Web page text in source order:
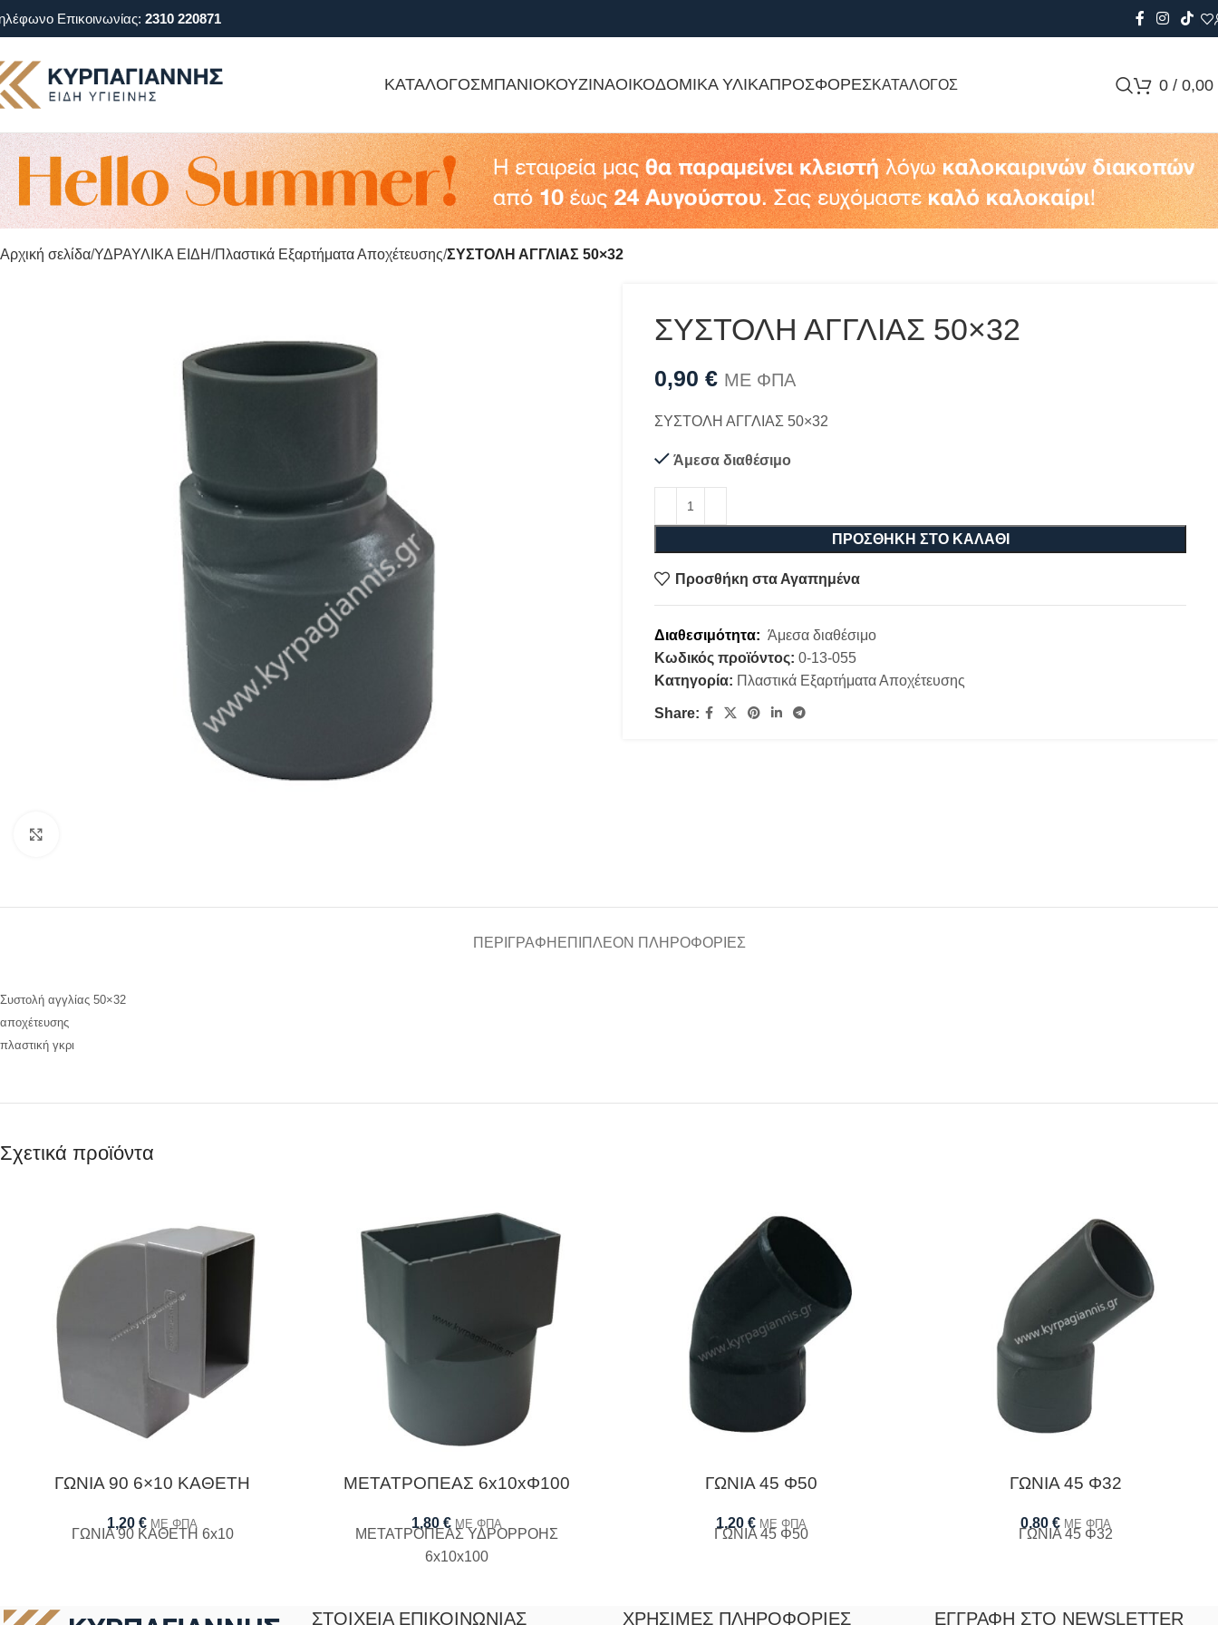
Επικοινωνίας: 2310 220871
ΚΑΤΑΛΟΓΟΣΜΠΑΝΙΟΚΟΥΖΙΝΑΟΙΚΟΔΟΜΙΚΑ ΥΛΙΚΑΠΡΟΣΦΟΡΕΣΚΑΤΑΛΟΓΟΣ 0 / 0,00
Αρχική σελίδα ΥΔΡΑΥΛΙΚΑ ΕΙΔΗ Πλαστικά Εξαρτήματα Αποχέτευσης ΣΥΣΤΟΛΗ ΑΓΓΛΙΑΣ 50×32
ΣΥΣΤΟΛΗ ΑΓΓΛΙΑΣ 50×32
0,90 € ΜΕ ΦΠΑ
ΣΥΣΤΟΛΗ ΑΓΓΛΙΑΣ 50×32
Άμεσα διαθέσιμο
ΠΡΟΣΘΉΚΗ ΣΤΟ ΚΑΛΆΘΙ
Προσθήκη στα Αγαπημένα
Διαθεσιμότητα: Άμεσα διαθέσιμο
Κωδικός προϊόντος: 0-13-055
Κατηγορία: Πλαστικά Εξαρτήματα Αποχέτευσης
Share:
ΠΕΡΙΓΡΑΦΉ ΕΠΙΠΛΈΟΝ ΠΛΗΡΟΦΟΡΊΕΣ
Συστολή αγγλίας 50×32
αποχέτευσης
πλαστική γκρι
Σχετικά προϊόντα
ΓΩΝΙΑ 90 6×10 ΚΑΘΕΤΗ
1,20 € ΜΕ ΦΠΑ
ΓΩΝΙΑ 90 ΚΑΘΕΤΗ 6x10
ΜΕΤΑΤΡΟΠΕΑΣ 6x10xΦ100
1,80 € ΜΕ ΦΠΑ
ΜΕΤΑΤΡΟΠΕΑΣ ΥΔΡΟΡΡΟΗΣ
6x10x100
ΓΩΝΙΑ 45 Φ50
1,20 € ΜΕ ΦΠΑ
ΓΩΝΙΑ 45 Φ50
ΓΩΝΙΑ 45 Φ32
0,80 € ΜΕ ΦΠΑ
ΓΩΝΙΑ 45 Φ32
ΣΤΟΙΧΕΊΑ ΕΠΙΚΟΙΝΩΝΊΑΣ ΧΡΉΣΙΜΕΣ ΠΛΗΡΟΦΟΡΊΕΣ ΕΓΓΡΑΦΉ ΣΤΟ NEWSLETTER